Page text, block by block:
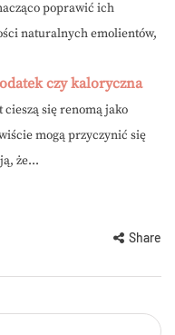
poprawić ich
naturalnych emolientów,
czy kaloryczna
cieszą się renomą jako
mogą przyczynić się
że...
Share